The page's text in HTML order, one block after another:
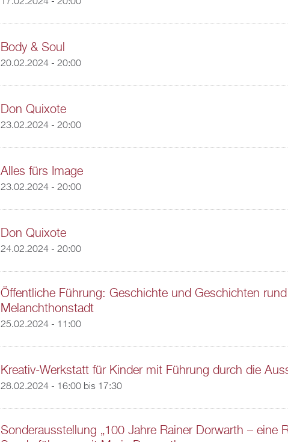
Body & Soul
20.02.2024 - 20:00
Don Quixote
23.02.2024 - 20:00
Alles fürs Image
23.02.2024 - 20:00
Don Quixote
24.02.2024 - 20:00
Öffentliche Führung: Geschichte und Geschichten
Melanchthonstadt
25.02.2024 - 11:00
Kreativ-Werkstatt für Kinder mit Führung durch die
28.02.2024 - 16:00bis 17:30
Sonderausstellung „100 Jahre Rainer Dorwarth – eine